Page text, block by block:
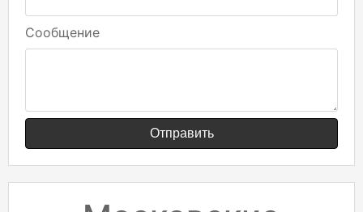
Сообщение
Отправить